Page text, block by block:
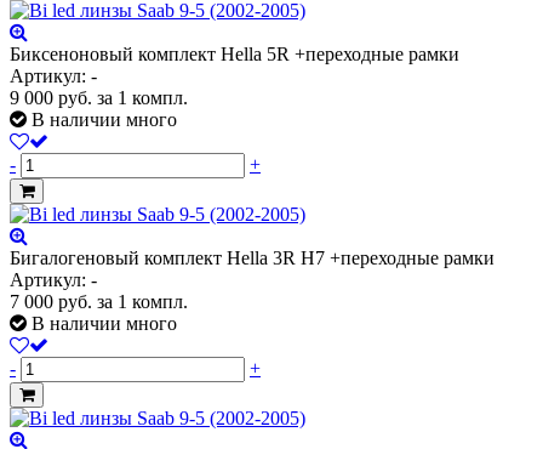
Биксеноновый комплект Hella 5R +переходные рамки
Артикул: -
9 000 руб. за 1 компл.
В наличии много
- +
Бигалогеновый комплект Hella 3R H7 +переходные рамки
Артикул: -
7 000 руб. за 1 компл.
В наличии много
- +